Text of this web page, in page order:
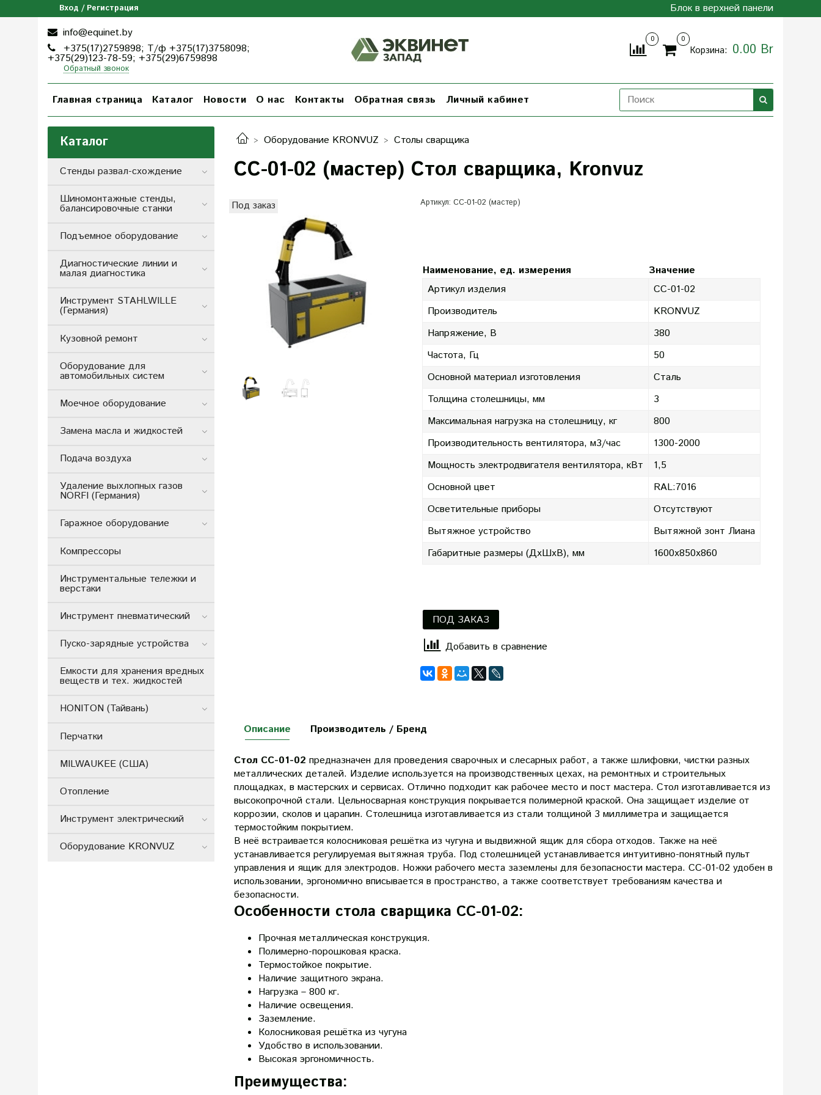
Вход / Регистрация
Блок в верхней панели
info@equinet.by
+375(17)2759898; Т/ф +375(17)3758098;
+375(29)123-78-59; +375(29)6759898
Обратный звонок
0 0
Корзина: 0.00 Br
Главная страница Каталог Новости О нас Контакты Обратная связь Личный кабинет
Оборудование KRONVUZ Столы сварщика
CC-01-02 (мастер) Стол сварщика, Kronvuz
Под заказ Артикул: CC-01-02 (мастер)
Наименование, ед. измерения
Значение
Артикул изделия
CC-01-02
Производитель
KRONVUZ
Напряжение, В
380
Частота, Гц
50
Основной материал изготовления
Сталь
Толщина столешницы, мм
3
Максимальная нагрузка на столешницу, кг
800
Производительность вентилятора, м3/час
1300-2000
Мощность электродвигателя вентилятора, кВт
1,5
Основной цвет
RAL:7016
Осветительные приборы
Отсутствуют
Вытяжное устройство
Вытяжной зонт Лиана
Габаритные размеры (ДхШхВ), мм
1600х850х860
ПОД ЗАКАЗ
Добавить в сравнение
Описание
Стол СС-01-02 предназначен для проведения сварочных и слесарных работ, а также шлифовки, чистки разных
металлических деталей. Изделие используется на производственных цехах, на ремонтных и строительных
площадках, в мастерских и сервисах. Отлично подходит как рабочее место и пост мастера. Стол изготавливается из
высокопрочной стали. Цельносварная конструкция покрывается полимерной краской. Она защищает изделие от
коррозии, сколов и царапин. Столешница изготавливается из стали толщиной 3 миллиметра и защищается
термостойким покрытием.
В неё встраивается колосниковая решётка из чугуна и выдвижной ящик для сбора отходов. Также на неё
устанавливается регулируемая вытяжная труба. Под столешницей устанавливается интуитивно-понятный пульт
управления и ящик для электродов. Ножки рабочего места заземлены для безопасности мастера. СС-01-02 удобен в
использовании, эргономично вписывается в пространство, а также соответствует требованиям качества и
безопасности.
Особенности стола сварщика СС-01-02:
Прочная металлическая конструкция.
Полимерно-порошковая краска.
Термостойкое покрытие.
Наличие защитного экрана.
Нагрузка – 800 кг.
Наличие освещения.
Заземление.
Колосниковая решётка из чугуна
Удобство в использовании.
Высокая эргономичность.
Преимущества:
Производитель / Бренд
Каталог
Стенды развал-схождение
Шиномонтажные стенды,
балансировочные станки
Подъемное оборудование
Диагностические линии и
малая диагностика
Инструмент STAHLWILLE
(Германия)
Кузовной ремонт
Оборудование для
автомобильных систем
Моечное оборудование
Замена масла и жидкостей
Подача воздуха
Удаление выхлопных газов
NORFI (Германия)
Гаражное оборудование
Компрессоры
Инструментальные тележки и
верстаки
Инструмент пневматический
Пуско-зарядные устройства
Емкости для хранения вредных
веществ и тех. жидкостей
HONITON (Тайвань)
Перчатки
MILWAUKEE (США)
Отопление
Инструмент электрический
Оборудование KRONVUZ